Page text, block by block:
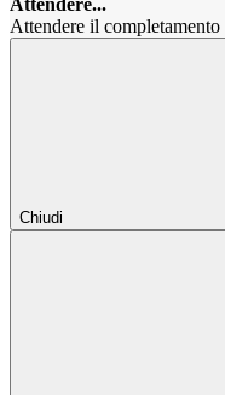
Attendere...
Attendere il
Chiudi